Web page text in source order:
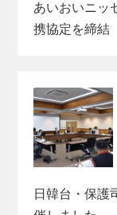
あいおいニッ
携協定を締結
日韓台・保護